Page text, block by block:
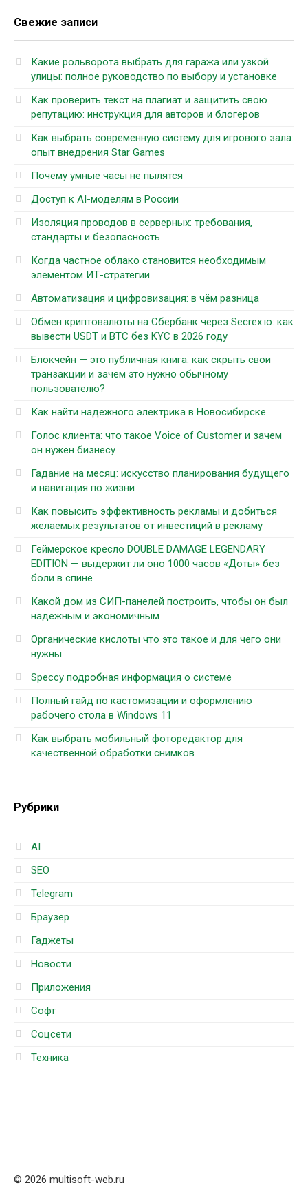
Свежие записи
Какие рольворота выбрать для гаража или узкой
улицы: полное руководство по выбору и установке
Как проверить текст на плагиат и защитить свою
репутацию: инструкция для авторов и блогеров
Как выбрать современную систему для игрового зала:
опыт внедрения Star Games
Почему умные часы не пылятся
Доступ к AI-моделям в России
Изоляция проводов в серверных: требования,
стандарты и безопасность
Когда частное облако становится необходимым
элементом ИТ-стратегии
Автоматизация и цифровизация: в чём разница
Обмен криптовалюты на Сбербанк через Secrex.io: как
вывести USDT и BTC без KYC в 2026 году
Блокчейн — это публичная книга: как скрыть свои
транзакции и зачем это нужно обычному
пользователю?
Как найти надежного электрика в Новосибирске
Голос клиента: что такое Voice of Customer и зачем
он нужен бизнесу
Гадание на месяц: искусство планирования будущего
и навигация по жизни
Как повысить эффективность рекламы и добиться
желаемых результатов от инвестиций в рекламу
Геймерское кресло DOUBLE DAMAGE LEGENDARY
EDITION — выдержит ли оно 1000 часов «Доты» без
боли в спине
Какой дом из СИП-панелей построить, чтобы он был
надежным и экономичным
Органические кислоты что это такое и для чего они
нужны
Speccy подробная информация о системе
Полный гайд по кастомизации и оформлению
рабочего стола в Windows 11
Как выбрать мобильный фоторедактор для
качественной обработки снимков
Рубрики
AI
SEO
Telegram
Браузер
Гаджеты
Новости
Приложения
Софт
Соцсети
Техника
© 2026 multisoft-web.ru